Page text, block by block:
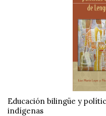
Educación bilingüe y
indígenas